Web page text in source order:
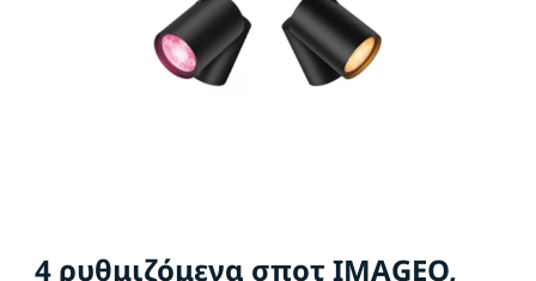
4 ρυθμιζόμενα σποτ IMAGEO,